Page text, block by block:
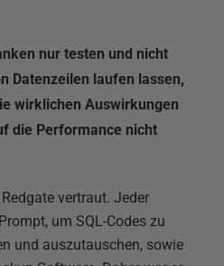
nur testen und nicht
Datenzeilen laufen lassen,
wirklichen Auswirkungen
die Performance nicht
vertraut. Jeder
um SQL-Codes zu
und auszutauschen, sowie